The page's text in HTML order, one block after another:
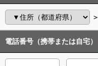
＞
電話番号（携帯または自宅）